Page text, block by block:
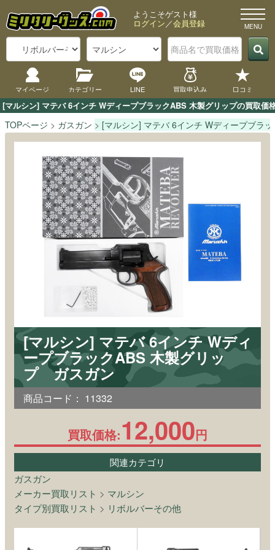
[マルシン] マテバ 6インチ WディープブラックABS 木製グリップの買取
ようこそゲスト様
ログイン／会員登録
マイページ カテゴリー LINE 買取申込み 口コミ
TOPページ ガスガン [マルシン] マテバ 6インチ Wディープブラ
[マルシン] マテバ 6インチ Wディ
ープブラックABS 木製グリッ
プ ガスガン
商品コード： 11332
買取価格:12,000円
関連カテゴリ
ガスガン
メーカー買取リスト > マルシン
タイプ別買取リスト > リボルバーその他